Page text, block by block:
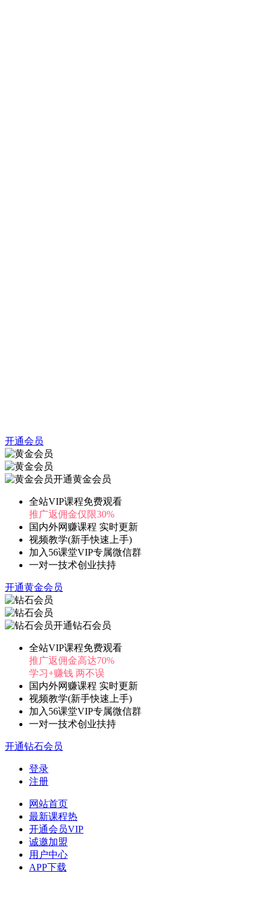
开通会员
开通黄金会员
全站VIP课程免费观看
推广返佣金仅限30%
国内外网赚课程 实时更新
视频教学(新手快速上手)
加入56课堂VIP专属微信群
一对一技术创业扶持
开通黄金会员
开通钻石会员
全站VIP课程免费观看
推广返佣金高达70%
学习+赚钱 两不误
国内外网赚课程 实时更新
视频教学(新手快速上手)
加入56课堂VIP专属微信群
一对一技术创业扶持
开通钻石会员
登录
注册
网站首页
最新课程热
开通会员VIP
诚邀加盟
用户中心
APP下载